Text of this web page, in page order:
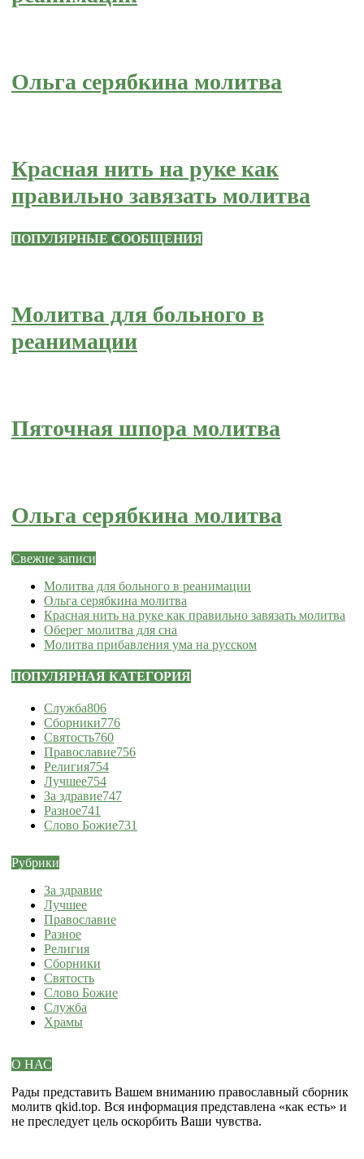
Ольга серябкина молитва
Красная нить на руке как
правильно завязать молитва
ПОПУЛЯРНЫЕ СООБЩЕНИЯ
Молитва для больного в
реанимации
Пяточная шпора молитва
Ольга серябкина молитва
Свежие записи
Молитва для больного в реанимации
Ольга серябкина молитва
Красная нить на руке как правильно завязать молитва
Оберег молитва для сна
Молитва прибавления ума на русском
ПОПУЛЯРНАЯ КАТЕГОРИЯ
Служба806
Сборники776
Святость760
Православие756
Религия754
Лучшее754
За здравие747
Разное741
Слово Божие731
Рубрики
За здравие
Лучшее
Православие
Разное
Религия
Сборники
Святость
Слово Божие
Служба
Храмы
О НАС
Рады представить Вашем вниманию православный сборник
молитв qkid.top. Вся информация представлена «как есть» и
не преследует цель оскорбить Ваши чувства.